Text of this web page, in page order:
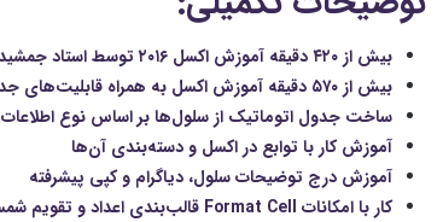
بیش از ۴۲۰ دقیقه آموزش اکسل ۲۰۱۶ توسط استاد جمشیدی
بیش از ۵۷۰ دقیقه آموزش اکسل به همراه قابلیت‌های جدید مایکروسافت آفیس از کمپانی معتبر و جهانی لیندا (زبان اصلی)
ساخت جدول اتوماتیک از سلول‌ها بر اساس نوع اطلاعات
آموزش کار با توابع در اکسل و دسته‌بندی آن‌ها
آموزش درج توضیحات سلول، دیاگرام و کپی پیشرفته
کار با امکانات Format Cell قالب‌بندی اعداد و تقویم شمسی